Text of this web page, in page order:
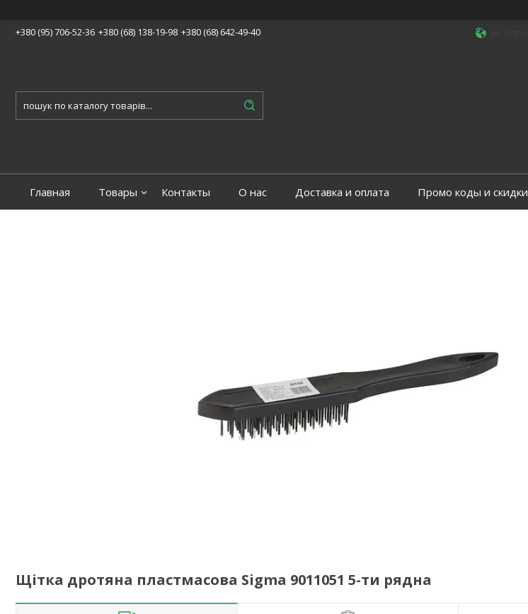
+380 (95) 706-52-36 +380 (68) 138-19-98 +380 (68) 642-49-40
Главная Товары Контакты О нас Доставка и оплата Промо коды и скидки
Щітка дротяна пластмасова Sigma 9011051 5-ти рядна